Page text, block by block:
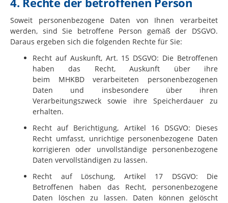
Soweit personenbezogene Daten von Ihnen verarbeitet
werden, sind Sie betroffene Person gemäß der DSGVO.
Daraus ergeben sich die folgenden Rechte für Sie:
Recht auf Auskunft, Art. 15 DSGVO: Die Betroffenen
haben das Recht, Auskunft über ihre
beim MHKBDverarbeiteten personenbezogenen
Daten und insbesondere über ihren
Verarbeitungszweck sowie ihre Speicherdauer zu
erhalten.
Recht auf Berichtigung, Artikel 16 DSGVO: Dieses
Recht umfasst, unrichtige personenbezogene Daten
korrigieren oder unvollständige personenbezogene
Daten vervollständigen zu lassen.
Recht auf Löschung, Artikel 17 DSGVO: Die
Betroffenen haben das Recht, personenbezogene
Daten löschen zu lassen. Daten können gelöscht